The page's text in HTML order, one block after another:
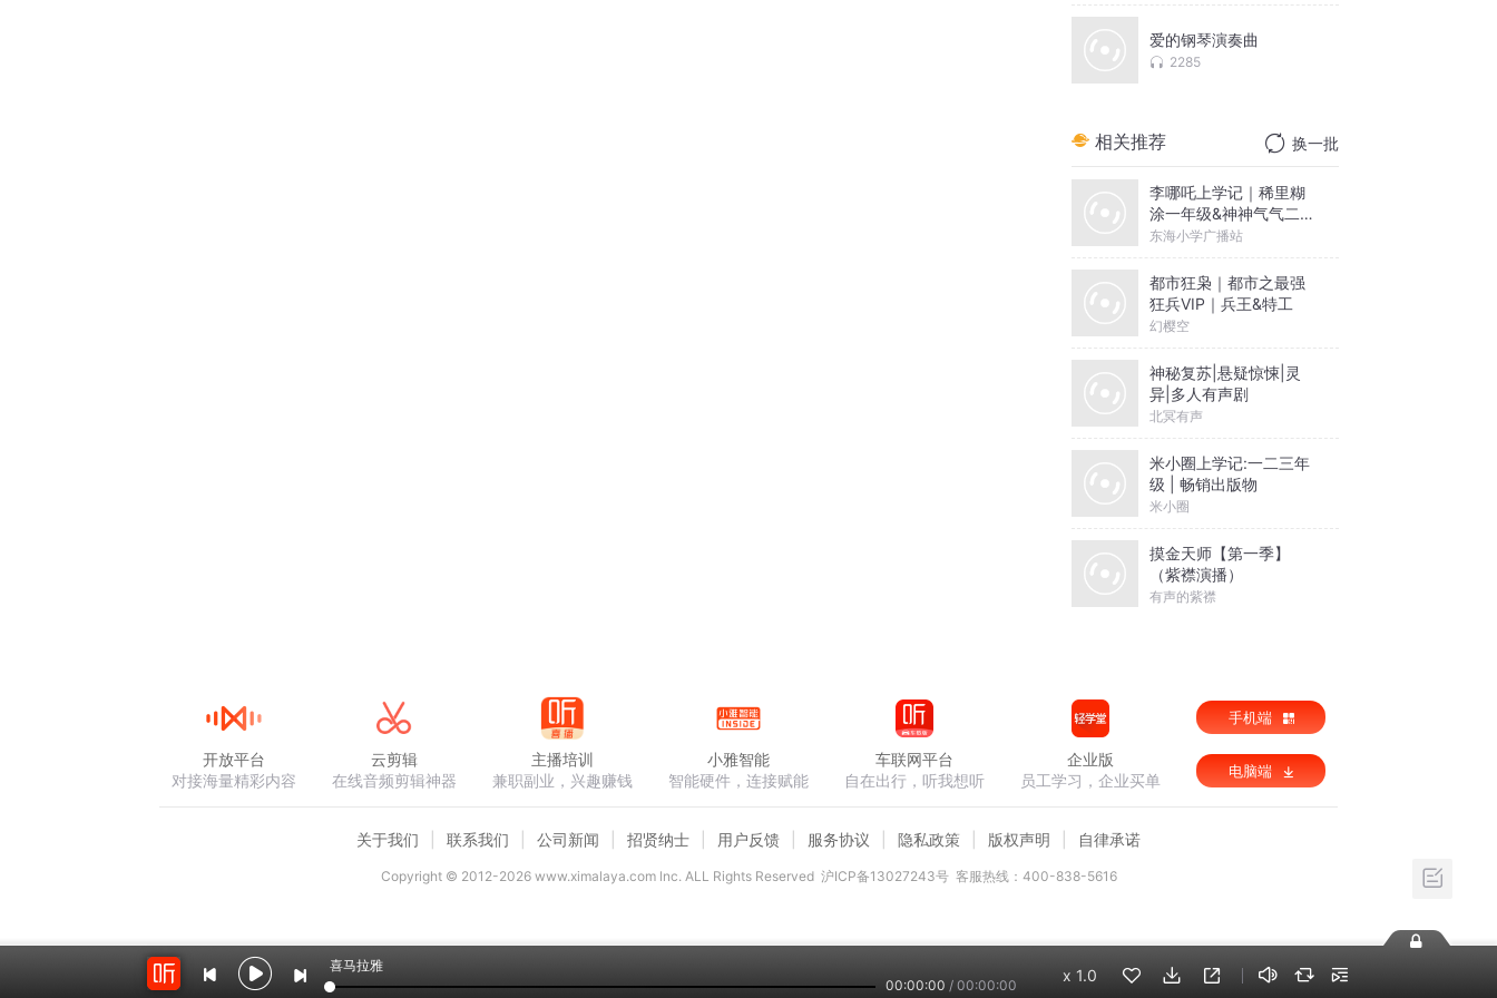
爱的钢琴演奏曲
2285
相关推荐 换一批
李哪吒上学记｜稀里糊
涂一年级&神神气气二年
级
东海小学广播站
都市狂枭｜都市之最强
狂兵VIP｜兵王&特工
幻樱空
神秘复苏|悬疑惊悚|灵
异|多人有声剧
北冥有声
米小圈上学记:一二三年
级 | 畅销出版物
米小圈
摸金天师【第一季】
（紫襟演播）
有声的紫襟
喜马拉雅
00:00:00 / 00:00:00
x 1.0
开放平台
对接海量精彩内容
云剪辑
在线音频剪辑神器
主播培训
兼职副业，兴趣赚钱
小雅智能
智能硬件，连接赋能
车联网平台
自在出行，听我想听
企业版
员工学习，企业买单
手机端
电脑端
关于我们 联系我们 公司新闻 招贤纳士 用户反馈 服务协议 隐私政策 版权声明 自律承诺
Copyright © 2012-2026www.ximalaya.com lnc. ALL Rights Reserved 沪ICP备13027243号 客服热线：400-838-5616